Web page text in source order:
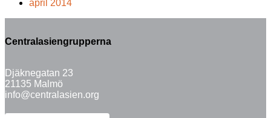
april 2014
Centralasiengrupperna
Djäknegatan 23
21135 Malmö
info@centralasien.org